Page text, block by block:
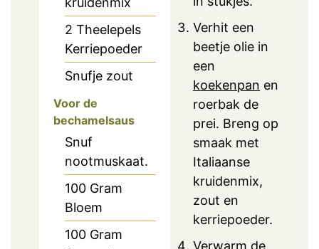
2 Theelepels
Kerriepoeder
Snufje zout
Voor de
bechamelsaus
Snuf
nootmuskaat.
100 Gram
Bloem
100 Gram
Verhit een
beetje olie in
een
koekenpan en
roerbak de
prei. Breng op
smaak met
Italiaanse
kruidenmix,
zout en
kerriepoeder.
Verwarm de